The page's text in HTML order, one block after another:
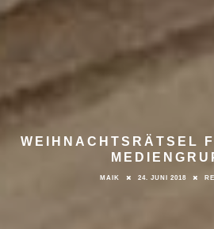
WEIHNACHTSRÄTSEL
MAIK 24. JUNI 2018